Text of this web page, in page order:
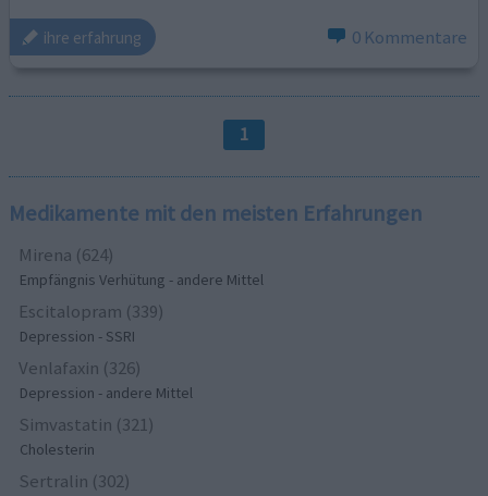
ihre erfahrung 0 Kommentare
1
Medikamente mit den meisten Erfahrungen
Mirena (624)
Empfängnis Verhütung - andere Mittel
Escitalopram (339)
Depression - SSRI
Venlafaxin (326)
Depression - andere Mittel
Simvastatin (321)
Cholesterin
Sertralin (302)